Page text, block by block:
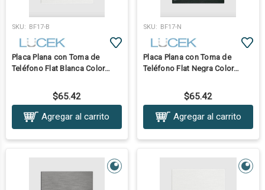
SKU: BF17-B
Placa Plana con Toma de
Teléfono Flat Blanca Color
$65.42
Agregar al carrito
SKU: BF17-N
Placa Plana con Toma de
Teléfono Flat Negra Color
$65.42
Agregar al carrito